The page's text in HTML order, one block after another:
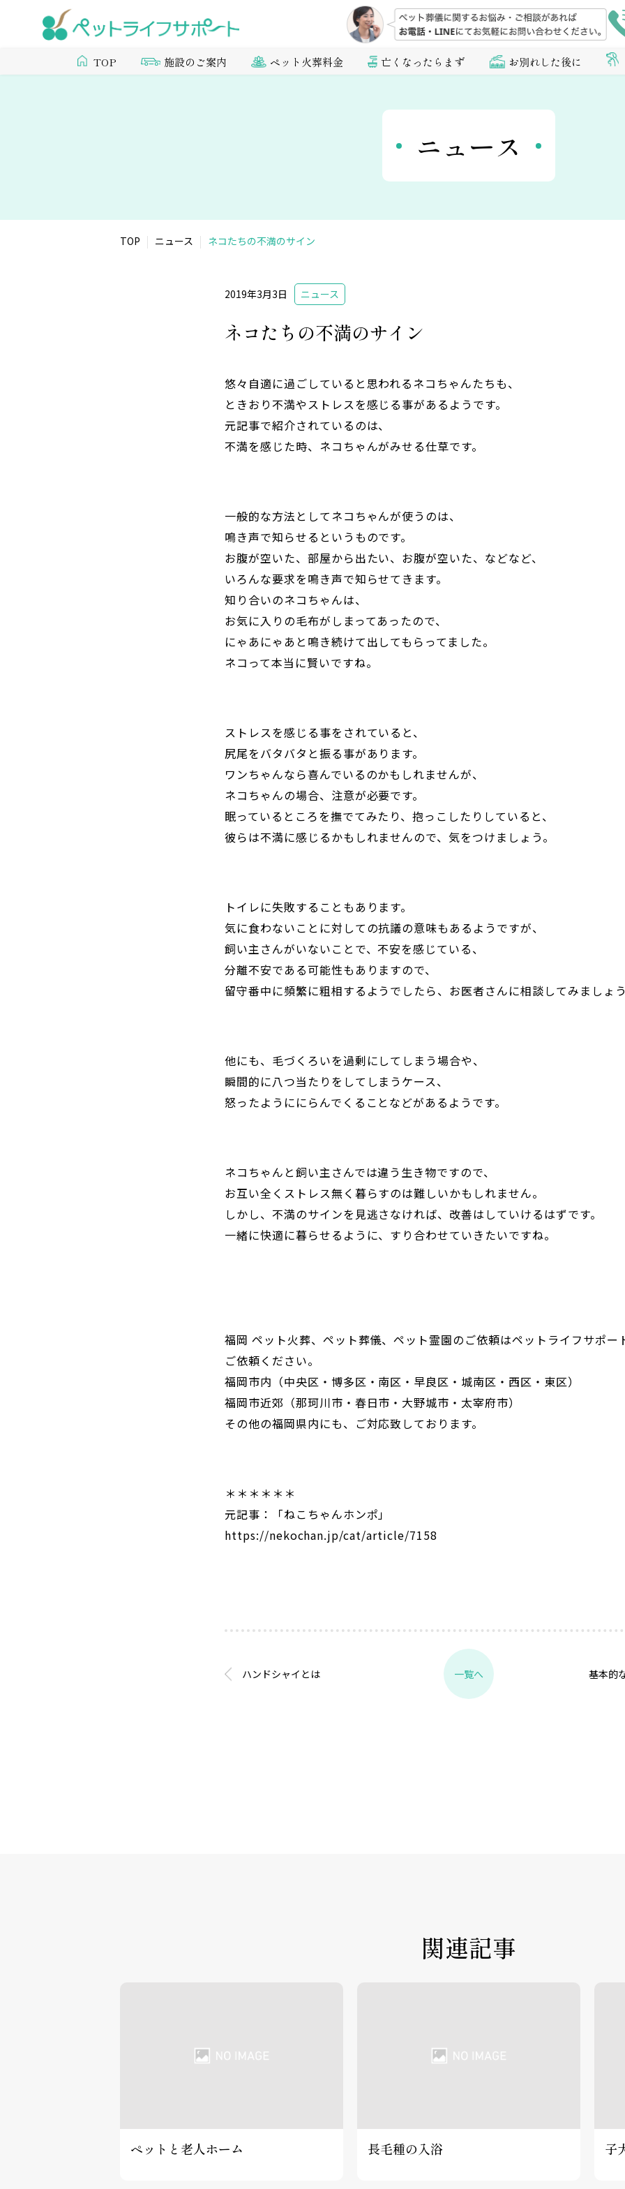
TOP 施設のご案内 ペット火葬料金 亡くなったらまず お別れした後に
ニュース
TOP ニュース ネコたちの不満のサイン
2019年3月3日 ニュース
ネコたちの不満のサイン
悠々自適に過ごしていると思われるネコちゃんたちも、
ときおり不満やストレスを感じる事があるようです。
元記事で紹介されているのは、
不満を感じた時、ネコちゃんがみせる仕草です。
一般的な方法としてネコちゃんが使うのは、
鳴き声で知らせるというものです。
お腹が空いた、部屋から出たい、お腹が空いた、などなど、
いろんな要求を鳴き声で知らせてきます。
知り合いのネコちゃんは、
お気に入りの毛布がしまってあったので、
にゃあにゃあと鳴き続けて出してもらってました。
ネコって本当に賢いですね。
ストレスを感じる事をされていると、
尻尾をバタバタと振る事があります。
ワンちゃんなら喜んでいるのかもしれませんが、
ネコちゃんの場合、注意が必要です。
眠っているところを撫でてみたり、抱っこしたりしていると、
彼らは不満に感じるかもしれませんので、気をつけましょう。
トイレに失敗することもあります。
気に食わないことに対しての抗議の意味もあるようですが、
飼い主さんがいないことで、不安を感じている、
分離不安である可能性もありますので、
留守番中に頻繁に粗相するようでしたら、お医者さんに相談してみましょ
他にも、毛づくろいを過剰にしてしまう場合や、
瞬間的に八つ当たりをしてしまうケース、
怒ったようににらんでくることなどがあるようです。
ネコちゃんと飼い主さんでは違う生き物ですので、
お互い全くストレス無く暮らすのは難しいかもしれません。
しかし、不満のサインを見逃さなければ、改善はしていけるはずです。
一緒に快適に暮らせるように、すり合わせていきたいですね。
福岡 ペット火葬、ペット葬儀、ペット霊園のご依頼はペットライフサポー
ご依頼ください。
福岡市内（中央区・博多区・南区・早良区・城南区・西区・東区）
福岡市近郊（那珂川市・春日市・大野城市・太宰府市）
その他の福岡県内にも、ご対応致しております。
＊＊＊＊＊＊
元記事：「ねこちゃんホンポ」
https://nekochan.jp/cat/article/7158
ハンドシャイとは 一覧へ 基本的
関連記事
ペットと老人ホーム 長毛種の入浴 子